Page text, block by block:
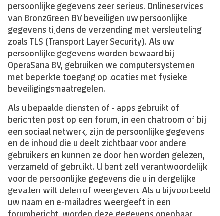
persoonlijke gegevens zeer serieus. Onlineservices
van BronzGreen BV beveiligen uw persoonlijke
gegevens tijdens de verzending met versleuteling
zoals TLS (Transport Layer Security). Als uw
persoonlijke gegevens worden bewaard bij
OperaSana BV, gebruiken we computersystemen
met beperkte toegang op locaties met fysieke
beveiligingsmaatregelen.
Als u bepaalde diensten of - apps gebruikt of
berichten post op een forum, in een chatroom of bij
een sociaal netwerk, zijn de persoonlijke gegevens
en de inhoud die u deelt zichtbaar voor andere
gebruikers en kunnen ze door hen worden gelezen,
verzameld of gebruikt. U bent zelf verantwoordelijk
voor de persoonlijke gegevens die u in dergelijke
gevallen wilt delen of weergeven. Als u bijvoorbeeld
uw naam en e-mailadres weergeeft in een
forumbericht, worden deze gegevens openbaar.